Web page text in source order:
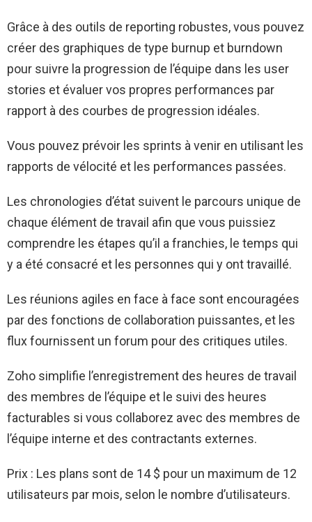
Grâce à des outils de reporting robustes, vous pouvez
créer des graphiques de type burnup et burndown
pour suivre la progression de l’équipe dans les user
stories et évaluer vos propres performances par
rapport à des courbes de progression idéales.
Vous pouvez prévoir les sprints à venir en utilisant les
rapports de vélocité et les performances passées.
Les chronologies d’état suivent le parcours unique de
chaque élément de travail afin que vous puissiez
comprendre les étapes qu’il a franchies, le temps qui
y a été consacré et les personnes qui y ont travaillé.
Les réunions agiles en face à face sont encouragées
par des fonctions de collaboration puissantes, et les
flux fournissent un forum pour des critiques utiles.
Zoho simplifie l’enregistrement des heures de travail
des membres de l’équipe et le suivi des heures
facturables si vous collaborez avec des membres de
l’équipe interne et des contractants externes.
Prix : Les plans sont de 14 $ pour un maximum de 12
utilisateurs par mois, selon le nombre d’utilisateurs.